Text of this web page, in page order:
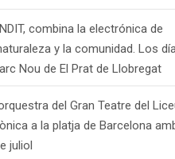
combina la electrónica de
y la comunidad. Los
Nou de El Prat de Llobregat
del Gran Teatre del
a la platja de Barcelona
juliol